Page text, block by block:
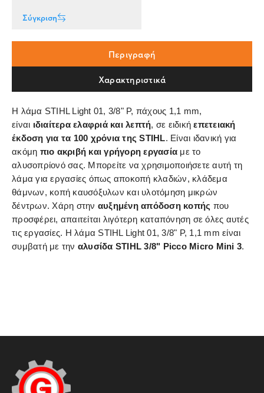
Σύγκριση
Περιγραφή
Χαρακτηριστικά
Η λάμα STIHL Light 01, 3/8" P, πάχους 1,1 mm,
είναι ιδιαίτερα ελαφριά και λεπτή, σε ειδική επετειακή
έκδοση για τα 100 χρόνια της STIHL. Είναι ιδανική για
ακόμη πιο ακριβή και γρήγορη εργασία με το
αλυσοπρίονό σας. Μπορείτε να χρησιμοποιήσετε αυτή τη
λάμα για εργασίες όπως αποκοπή κλαδιών, κλάδεμα
θάμνων, κοπή καυσόξυλων και υλοτόμηση μικρών
δέντρων. Χάρη στην αυξημένη απόδοση κοπής που
προσφέρει, απαιτείται λιγότερη καταπόνηση σε όλες αυτές
τις εργασίες. Η λάμα STIHL Light 01, 3/8" P, 1,1 mm είναι
συμβατή με την αλυσίδα STIHL 3/8" Picco Micro Mini 3.